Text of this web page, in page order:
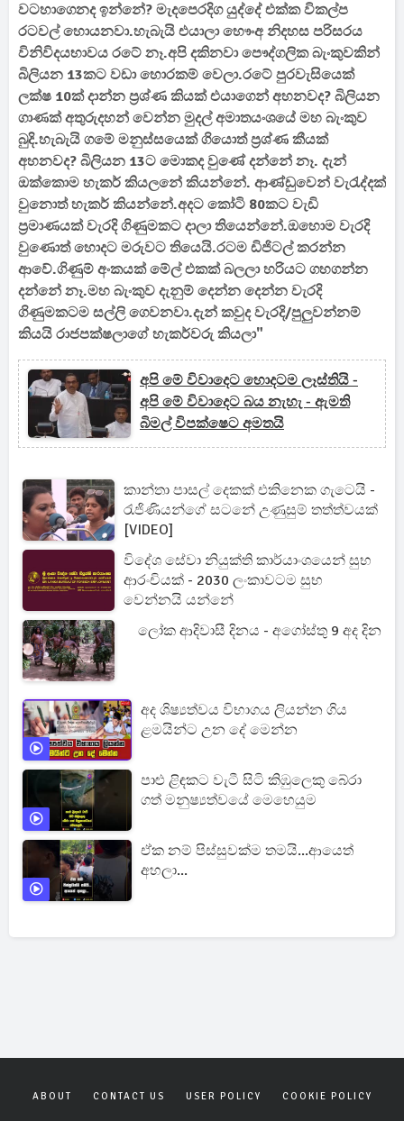
වටහාගෙනද ඉන්නේ? මැදපෙරදිග යුද්දේ එක්ක විකල්ප
රටවල් හොයනවා.හැබැයි එයාලා හෞංඅ නිදහස පරිසරය
විනිවිදයභාවය රටේ නෑ.අපි දකිනවා පෞද්ගලික බැංකුවකින්
බිලියන 13කට වඩා හොරකම් වෙලා.රටේ පුරවැසියෙක්
ලක්ෂ 10ක් දාන්න ප්‍රශ්ණ කියක් එයාගෙන් අහනවද? බිලියන
ගාණක් අතුරුදහන් වෙන්න මුදල් අමාතයංශයේ මහ බැංකුව
බුදි.හැබැයි ගමේ මනුස්සයෙක් ගියොත් ප්‍රශ්ණ කීයක්
අහනවද? බිලියන 13ට මොකද වුණේ දන්නේ නෑ. දැන්
ඔක්කොම හැකර් කියලනේ කියන්නේ. ආණ්ඩුවෙන් වැරැද්දක්
වුනොත් හැකර් කියන්නේ.අදට කෝටි 80කට වැඩි
ප්‍රමාණයක් වැරදි ගිණුමකට දාලා තියෙන්නේ.ඔහොම වැරදි
වුණොත් හොදට මරුවට තියෙයි.රටම ඩිජිටල් කරන්න
ආවේ.ගිණුම් අංකයක් මේල් එකක් බලලා හරියට ගහගන්න
දන්නේ නෑ.මහ බැංකුව දැනුම් දෙන්න දෙන්න වැරදි
ගිණුමකටම සල්ලි ගෙවනවා.දැන් කවුද වැරදි/පුලුවන්නම්
කියයි රාජපක්ෂලාගේ හැකර්වරු කියලා"
අපි මේ විවාදෙට හොදටම ලෑස්තියි -
අපි මේ විවාදෙට බය නැහැ - ඇමති
බිමල් විපක්ෂෙට අමතයි
කාන්තා පාසල් දෙකක් එකිනෙක ගැටෙයි -
රැජිණියන්ගේ සටනේ උණුසුම් තත්ත්වයක්
[VIDEO]
විදේශ සේවා නියුක්ති කාර්යාංශයෙන් සුභ
ආරංචියක් - 2030 ලංකාවටම සුභ
වෙන්නයි යන්නේ
ලෝක ආදිවාසී දිනය - අගෝස්තු 9 අද දින
අද ශිෂ්‍යත්වය විභාගය ලියන්න ගිය
ළමයින්ට උන දේ මෙන්න
පාළු ළිඳකට වැටී සිටි කිඹුලෙකු බේරා
ගත් මනුෂ්‍යත්වයේ මෙහෙයුම
ඒක නම් පිස්සුවක්ම තමයි...ආයෙත්
අහලා...
ABOUT CONTACT US USER POLICY COOKIE POLICY